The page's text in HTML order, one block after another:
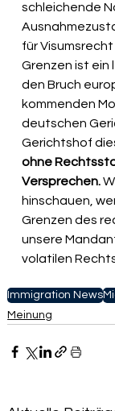
schleichende
für
Grenzen ist ein
den Bruch
kommenden
deutschen
Gerichtshof
ohne
Versprechen.
hinschauen,
Grenzen des
unsere
volatilen
Immigration News
Meinung